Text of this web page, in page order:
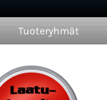
Tuoteryhmät